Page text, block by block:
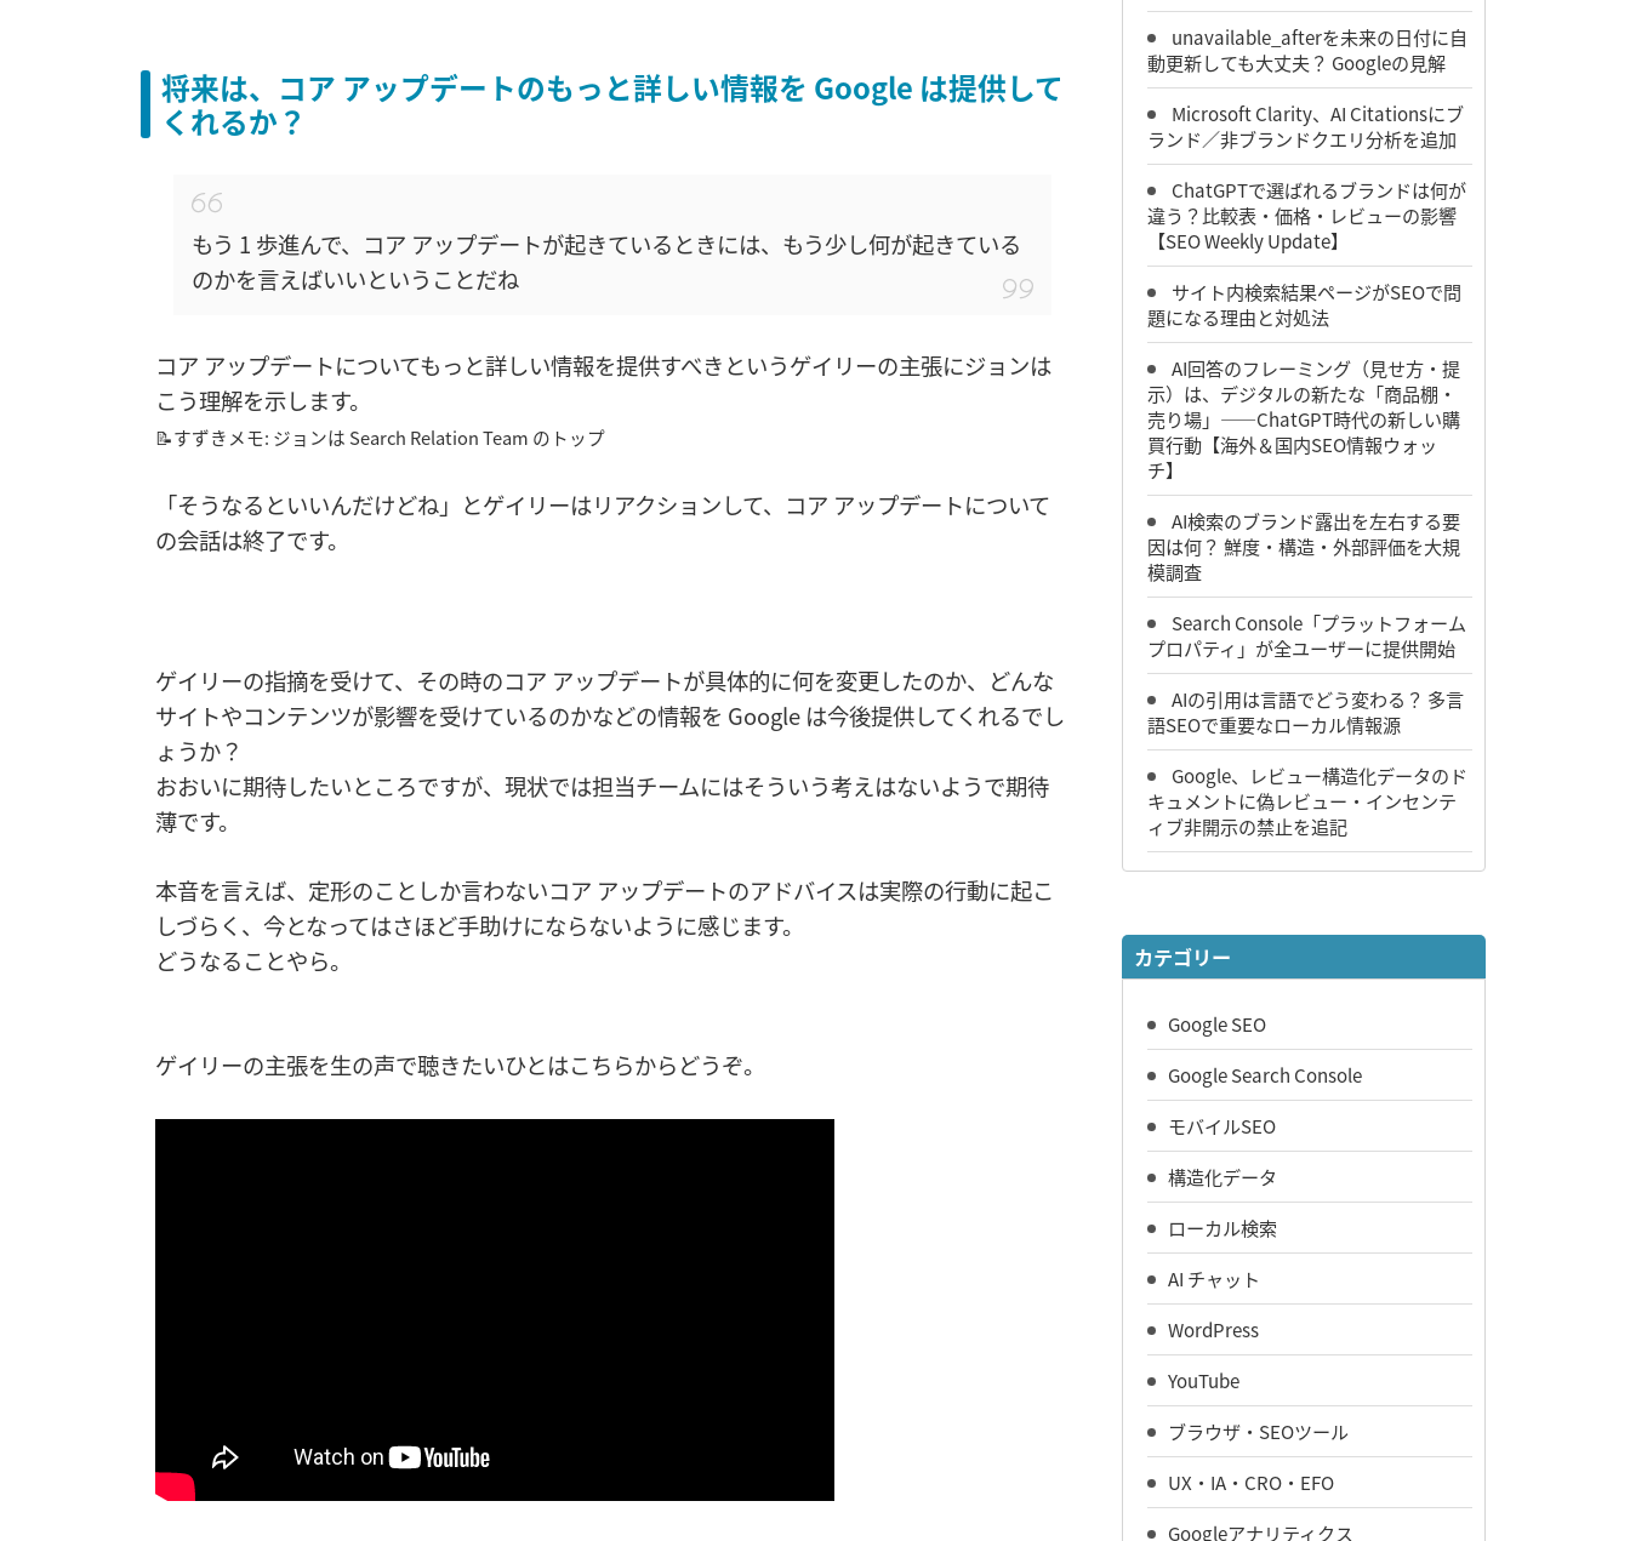
将来は、コア アップデートのもっと詳しい情報を Google は提供して
くれるか？
もう 1 歩進んで、コア アップデートが起きているときには、もう少し何が起きている
のかを言えばいいということだね
コア アップデートについてもっと詳しい情報を提供すべきというゲイリーの主張にジョンは
こう理解を示します。
📝すずきメモ: ジョンは Search Relation Team のトップ
「そうなるといいんだけどね」とゲイリーはリアクションして、コア アップデートについて
の会話は終了です。
ゲイリーの指摘を受けて、その時のコア アップデートが具体的に何を変更したのか、どんな
サイトやコンテンツが影響を受けているのかなどの情報を Google は今後提供してくれるでし
ょうか？
おおいに期待したいところですが、現状では担当チームにはそういう考えはないようで期待
薄です。
本音を言えば、定形のことしか言わないコア アップデートのアドバイスは実際の行動に起こ
しづらく、今となってはさほど手助けにならないように感じます。
どうなることやら。
ゲイリーの主張を生の声で聴きたいひとはこちらからどうぞ。
unavailable_afterを未来の日付に自
動更新しても大丈夫？ Googleの見解
Microsoft Clarity、AI Citationsにブ
ランド／非ブランドクエリ分析を追加
ChatGPTで選ばれるブランドは何が
違う？比較表・価格・レビューの影響
【SEO Weekly Update】
サイト内検索結果ページがSEOで問
題になる理由と対処法
AI回答のフレーミング（見せ方・提
示）は、デジタルの新たな「商品棚・
売り場」――ChatGPT時代の新しい購
買行動【海外＆国内SEO情報ウォッ
チ】
AI検索のブランド露出を左右する要
因は何？ 鮮度・構造・外部評価を大規
模調査
Search Console「プラットフォーム
プロパティ」が全ユーザーに提供開始
AIの引用は言語でどう変わる？ 多言
語SEOで重要なローカル情報源
Google、レビュー構造化データのド
キュメントに偽レビュー・インセンテ
ィブ非開示の禁止を追記
カテゴリー
Google SEO
Google Search Console
モバイルSEO
構造化データ
ローカル検索
AI チャット
WordPress
YouTube
ブラウザ・SEOツール
UX・IA・CRO・EFO
Googleアナリティクス